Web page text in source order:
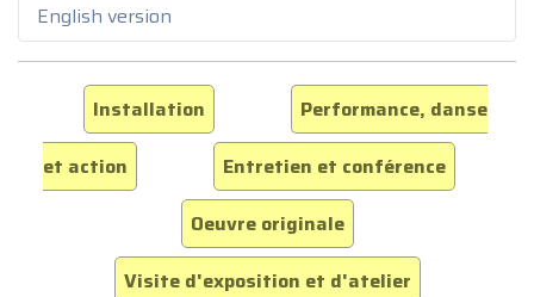
English version
Installation
Performance, danse
et action
Entretien et conférence
Oeuvre originale
Visite d'exposition et d'atelier